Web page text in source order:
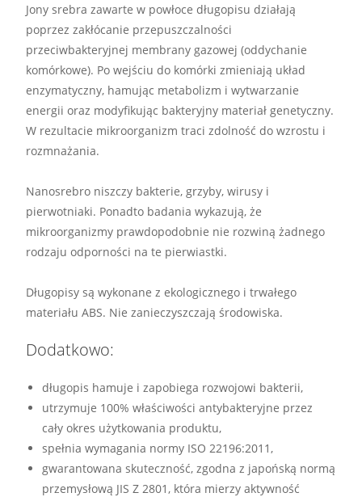
Jony srebra zawarte w powłoce długopisu działają
poprzez zakłócanie przepuszczalności
przeciwbakteryjnej membrany gazowej (oddychanie
komórkowe). Po wejściu do komórki zmieniają układ
enzymatyczny, hamując metabolizm i wytwarzanie
energii oraz modyfikując bakteryjny materiał genetyczny.
W rezultacie mikroorganizm traci zdolność do wzrostu i
rozmnażania.
Nanosrebro niszczy bakterie, grzyby, wirusy i
pierwotniaki. Ponadto badania wykazują, że
mikroorganizmy prawdopodobnie nie rozwiną żadnego
rodzaju odporności na te pierwiastki.
Długopisy są wykonane z ekologicznego i trwałego
materiału ABS. Nie zanieczyszczają środowiska.
Dodatkowo:
długopis hamuje i zapobiega rozwojowi bakterii,
utrzymuje 100% właściwości antybakteryjne przez
cały okres użytkowania produktu,
spełnia wymagania normy ISO 22196:2011,
gwarantowana skuteczność, zgodna z japońską normą
przemysłową JIS Z 2801, która mierzy aktywność